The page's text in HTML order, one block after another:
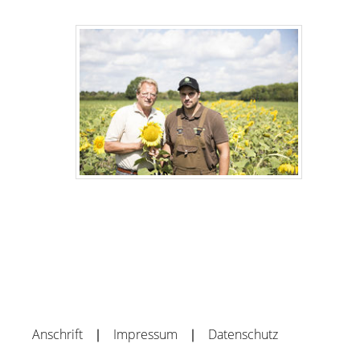
Anschrift Impressum Datenschutz